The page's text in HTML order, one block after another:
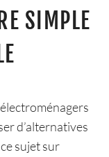
SIMPLE
d’alternatives
sujet sur